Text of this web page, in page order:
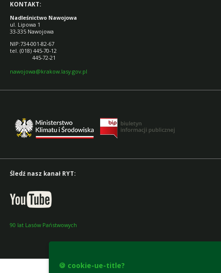
KONTAKT:
Nadleśnictwo Nawojowa
ul. Lipowa 1
33-335 Nawojowa
NIP:734-001-82-67
tel. (018) 445-70-12
445-72-21
nawojowa@krakow.lasy.gov.pl
Śledź nasz kanał RYT:
90 lat Lasów Państwowych
🍪 cookie-ue-title?